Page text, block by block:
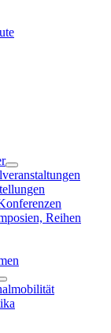
Reihen